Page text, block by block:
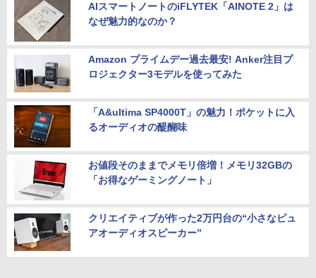
AIスマートノートのiFLYTEK「AINOTE 2」は
なぜ魅力的なのか？
Amazon プライムデー過去最安! Anker注目プ
ロジェクター3モデルを使ってみた
「A&ultima SP4000T」の魅力！ポケットに入
るオーディオの醍醐味
お値段そのままでメモリ倍増！メモリ32GBの
「お得なゲーミングノート」
クリエイティブが作った2万円台の“小さなピュ
アオーディオスピーカー”